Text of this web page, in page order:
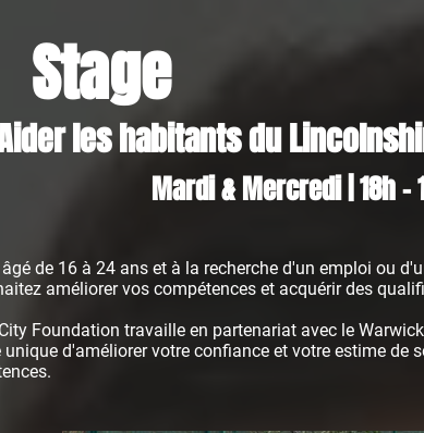
Stage
les habitants du
Mardi & Mercredi | 18h -
âgé de 16 à 24 ans et à la recherche d'un emploi ou
améliorer vos compétences et acquérir des
Foundation travaille en partenariat avec le
d'améliorer votre confiance et votre estime de